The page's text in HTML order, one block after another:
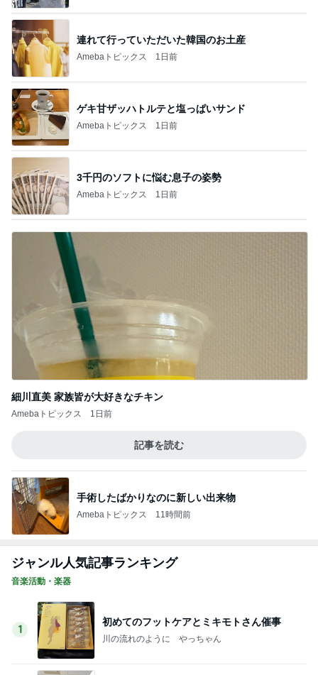
連れて行っていただいた韓国のお土産
Amebaトピックス 1日前
ゲキ甘ザッハトルテと塩っぱいサンド
Amebaトピックス 1日前
3千円のソフトに悩む息子の姿勢
Amebaトピックス 1日前
細川直美 家族皆が大好きなチキン
Amebaトピックス 1日前
記事を読む
手術したばかりなのに新しい出来物
Amebaトピックス 11時間前
ジャンル人気記事ランキング
音楽活動・楽器
1
初めてのフットケアとミキモトさん催事
川の流れのように やっちゃん